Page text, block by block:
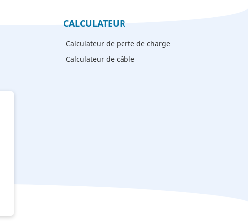
CALCULATEUR
Calculateur de perte de charge
Calculateur de câble